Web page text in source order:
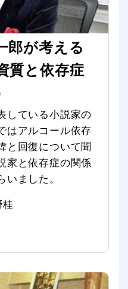
郎が考える
質と依存症
している小説家の
はアルコール依存
と回復について聞
家と依存症の関係
ました。
桂